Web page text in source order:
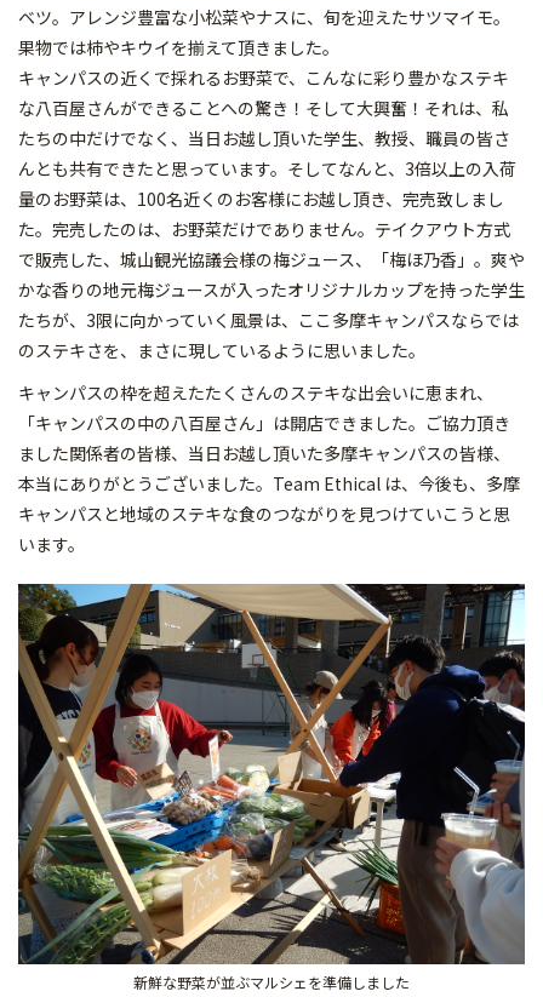
ベツ。アレンジ豊富な小松菜やナスに、旬を迎えたサツマイモ。
果物では柿やキウイを揃えて頂きました。
キャンパスの近くで採れるお野菜で、こんなに彩り豊かなステキ
な八百屋さんができることへの驚き！そして大興奮！それは、私
たちの中だけでなく、当日お越し頂いた学生、教授、職員の皆さ
んとも共有できたと思っています。そしてなんと、3倍以上の入荷
量のお野菜は、100名近くのお客様にお越し頂き、完売致しまし
た。完売したのは、お野菜だけでありません。テイクアウト方式
で販売した、城山観光協議会様の梅ジュース、「梅ほ乃香」。爽や
かな香りの地元梅ジュースが入ったオリジナルカップを持った学生
たちが、3限に向かっていく風景は、ここ多摩キャンパスならでは
のステキさを、まさに現しているように思いました。
キャンパスの枠を超えたたくさんのステキな出会いに恵まれ、
「キャンパスの中の八百屋さん」は開店できました。ご協力頂き
ました関係者の皆様、当日お越し頂いた多摩キャンパスの皆様、
本当にありがとうございました。Team Ethical は、今後も、多摩
キャンパスと地域のステキな食のつながりを見つけていこうと思
います。
新鮮な野菜が並ぶマルシェを準備しました